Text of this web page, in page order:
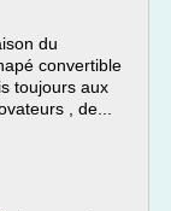
du
convertible
toujours aux
, de...